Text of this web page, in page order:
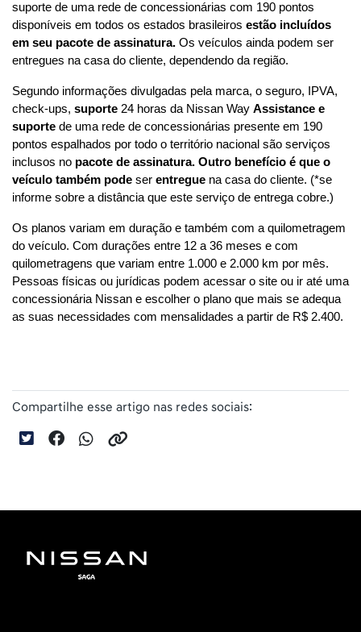
suporte de uma rede de concessionárias com 190 pontos
disponíveis em todos os estados brasileiros estão incluídos
em seu pacote de assinatura. Os veículos ainda podem ser
entregues na casa do cliente, dependendo da região.
Segundo informações divulgadas pela marca, o seguro, IPVA,
check-ups, suporte 24 horas da Nissan Way Assistance e
suporte de uma rede de concessionárias presente em 190
pontos espalhados por todo o território nacional são serviços
inclusos no pacote de assinatura. Outro benefício é que o
veículo também pode ser entregue na casa do cliente. (*se
informe sobre a distância que este serviço de entrega cobre.)
Os planos variam em duração e também com a quilometragem
do veículo. Com durações entre 12 a 36 meses e com
quilometragens que variam entre 1.000 e 2.000 km por mês.
Pessoas físicas ou jurídicas podem acessar o site ou ir até uma
concessionária Nissan e escolher o plano que mais se adequa
as suas necessidades com mensalidades a partir de R$ 2.400.
Compartilhe esse artigo nas redes sociais: